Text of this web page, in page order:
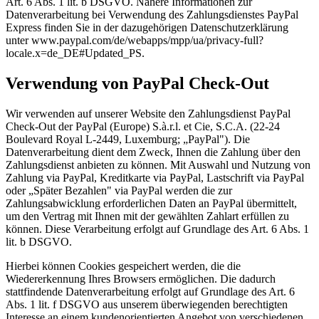
Datenverarbeitung bei Verwendung des Zahlungsdienstes PayPal
Express finden Sie in der dazugehörigen Datenschutzerklärung
unter www.paypal.com/de/webapps/mpp/ua/privacy-full?
locale.x=de_DE#Updated_PS.
Verwendung von PayPal Check-Out
Wir verwenden auf unserer Website den Zahlungsdienst PayPal
Check-Out der PayPal (Europe) S.à.r.l. et Cie, S.C.A. (22-24
Boulevard Royal L-2449, Luxemburg; „PayPal"). Die
Datenverarbeitung dient dem Zweck, Ihnen die Zahlung über den
Zahlungsdienst anbieten zu können. Mit Auswahl und Nutzung von
Zahlung via PayPal, Kreditkarte via PayPal, Lastschrift via PayPal
oder „Später Bezahlen" via PayPal werden die zur
Zahlungsabwicklung erforderlichen Daten an PayPal übermittelt,
um den Vertrag mit Ihnen mit der gewählten Zahlart erfüllen zu
können. Diese Verarbeitung erfolgt auf Grundlage des Art. 6 Abs. 1
lit. b DSGVO.
Hierbei können Cookies gespeichert werden, die die
Wiedererkennung Ihres Browsers ermöglichen. Die dadurch
stattfindende Datenverarbeitung erfolgt auf Grundlage des Art. 6
Abs. 1 lit. f DSGVO aus unserem überwiegenden berechtigten